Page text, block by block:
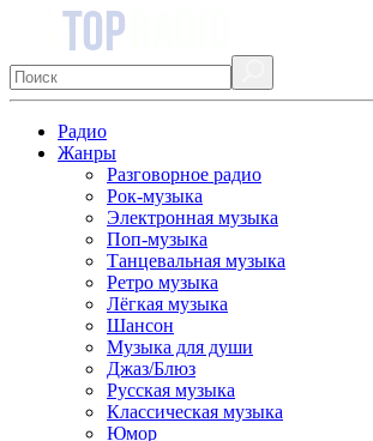
Радио
Жанры
Разговорное радио
Рок-музыка
Электронная музыка
Поп-музыка
Танцевальная музыка
Ретро музыка
Лёгкая музыка
Шансон
Музыка для души
Джаз/Блюз
Русская музыка
Классическая музыка
Юмор